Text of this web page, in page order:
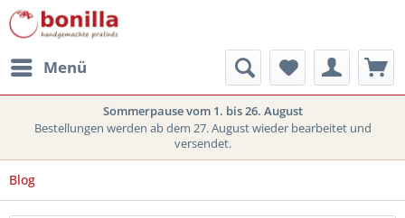
Menü
Sommerpause vom 1. bis 26. August
Bestellungen werden ab dem 27. August wieder bearbeitet und
versendet.
Blog